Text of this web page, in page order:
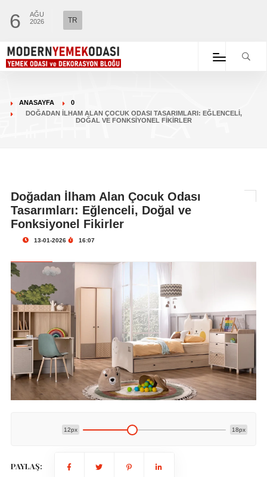
6
AĞU
2026
TR
ANASAYFA
0
DOĞADAN İLHAM ALAN ÇOCUK ODASI TASARIMLARI: EĞLENCELI,
DOĞAL VE FONKSIYONEL FIKIRLER
Doğadan İlham Alan Çocuk Odası
Tasarımları: Eğlenceli, Doğal ve
Fonksiyonel Fikirler
13-01-2026 16:07
12px 18px
PAYLAŞ: